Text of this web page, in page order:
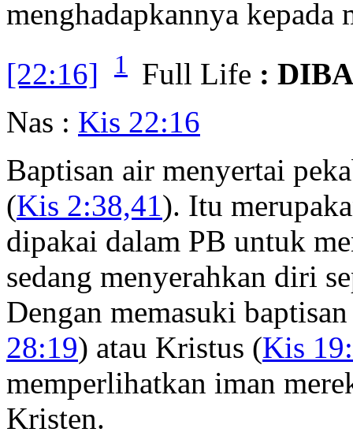
menghadapkannya kepada
[22:16]
1 Full Life :
Nas : Kis 22:16
Baptisan air menyertai
(Kis 2:38,41 ). Itu
dipakai dalam PB untuk
sedang menyerahkan diri
Dengan memasuki
28:19) atau Kristus (Kis
memperlihatkan iman
Kristen.